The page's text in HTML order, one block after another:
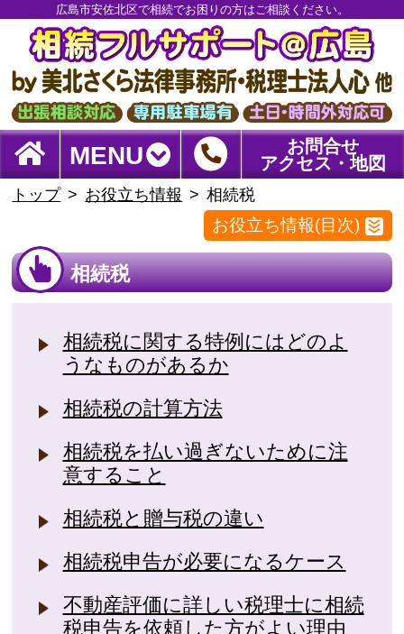
広島市安佐北区で相続でお困りの方はご相談ください。
MENU
お問合せ
アクセス・地図
トップ お役立ち情報 相続税
お役立ち情報(目次)
相続税
相続税に関する特例にはどのよ
うなものがあるか
相続税の計算方法
相続税を払い過ぎないために注
意すること
相続税と贈与税の違い
相続税申告が必要になるケース
不動産評価に詳しい税理士に相続
税申告を依頼した方がよい理由